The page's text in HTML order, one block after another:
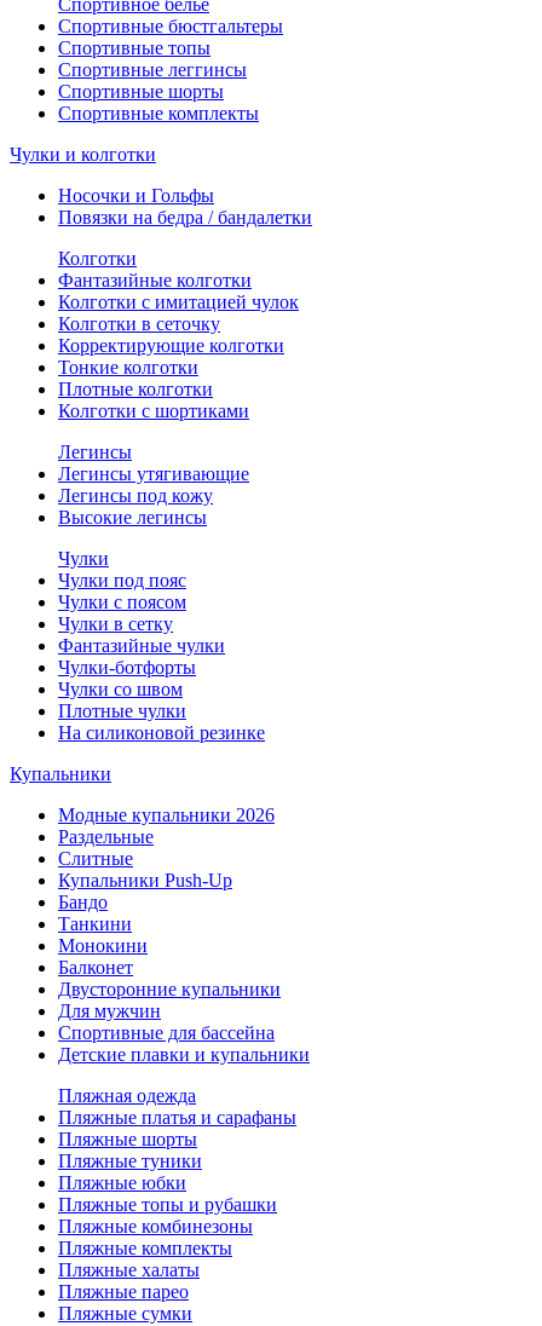
Спортивное белье
Спортивные бюстгальтеры
Спортивные топы
Спортивные леггинсы
Спортивные шорты
Спортивные комплекты
Чулки и колготки
Носочки и Гольфы
Повязки на бедра / бандалетки
Колготки
Фантазийные колготки
Колготки с имитацией чулок
Колготки в сеточку
Корректирующие колготки
Тонкие колготки
Плотные колготки
Колготки с шортиками
Легинсы
Легинсы утягивающие
Легинсы под кожу
Высокие легинсы
Чулки
Чулки под пояс
Чулки с поясом
Чулки в сетку
Фантазийные чулки
Чулки-ботфорты
Чулки со швом
Плотные чулки
На силиконовой резинке
Купальники
Модные купальники 2026
Раздельные
Слитные
Купальники Push-Up
Бандо
Танкини
Монокини
Балконет
Двусторонние купальники
Для мужчин
Спортивные для бассейна
Детские плавки и купальники
Пляжная одежда
Пляжные платья и сарафаны
Пляжные шорты
Пляжные туники
Пляжные юбки
Пляжные топы и рубашки
Пляжные комбинезоны
Пляжные комплекты
Пляжные халаты
Пляжные парео
Пляжные сумки